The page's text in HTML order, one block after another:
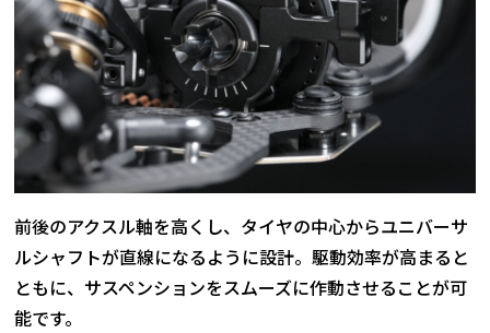
前後のアクスル軸を高くし、タイヤの中心からユニバーサ
ルシャフトが直線になるように設計。駆動効率が高まると
ともに、サスペンションをスムーズに作動させることが可
能です。